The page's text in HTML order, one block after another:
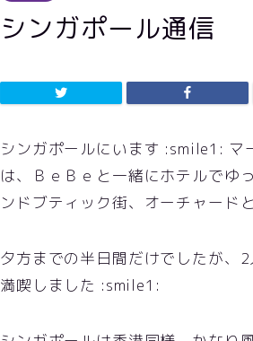
シンガポール通信
シンガポールにいます :smile1: マ
は、ＢｅＢｅと一緒にホテルでゆ
ンドブティック街、オーチャード
夕方までの半日間だけでしたが、
満喫しました :smile1: